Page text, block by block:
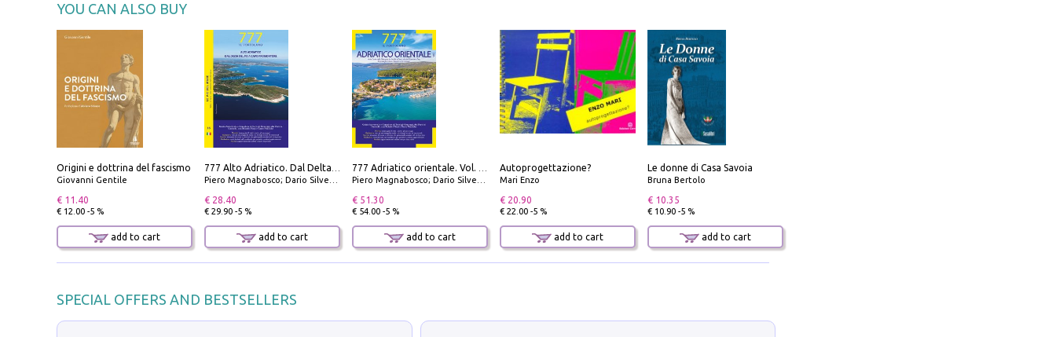
YOU CAN ALSO BUY
Origini e dottrina del fascismo
Giovanni Gentile
€ 11.40
€ 12.00 -5 %
add to cart
Piero Magnabosco; Dario Silvestro; Marco Sbrizzi
€ 28.40
€ 29.90 -5 %
add to cart
Piero Magnabosco; Dario Silvestro; Marco Sbrizzi
€ 51.30
€ 54.00 -5 %
add to cart
Autoprogettazione?
Mari Enzo
€ 20.90
€ 22.00 -5 %
add to cart
Le donne di Casa Savoia
Bruna Bertolo
€ 10.35
€ 10.90 -5 %
add to cart
SPECIAL OFFERS AND BESTSELLERS